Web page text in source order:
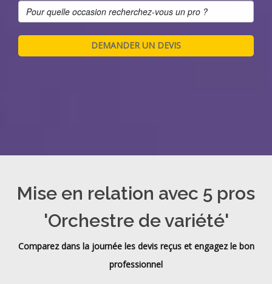
Mise en relation avec 5 pros
'Orchestre de variété'
Comparez dans la journée les devis reçus et engagez le bon
professionnel